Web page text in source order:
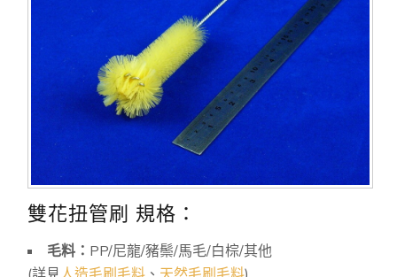
雙花扭管刷 規格：
毛料： PP/尼龍/豬鬃/馬毛/白棕/其他